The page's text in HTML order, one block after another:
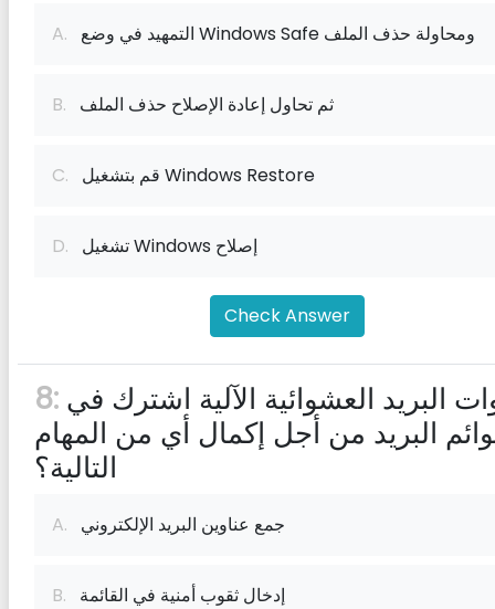
A. التمهيد في وضع Windows Safe ومحاولة حذف الملف
B. ثم تحاول إعادة الإصلاح حذف الملف
C. قم بتشغيل Windows Restore
D. تشغيل Windows إصلاح
Check Answer
8:
البريد من أجل إكمال أي من المهام
التالية؟
A. جمع عناوين البريد الإلكتروني
B. إدخال ثقوب أمنية في القائمة